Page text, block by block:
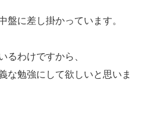
に差し掛かっています。
わけですから、
な勉強にして欲しいと思いま